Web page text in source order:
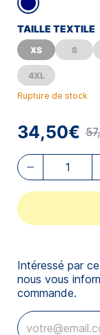
TAILLE TEXTILE
XS S
4XL
Rupture de stock
34,50€
Intéressé par
nous vous
commande.